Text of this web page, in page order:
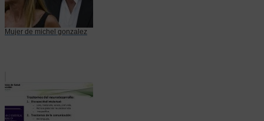
Mujer de michel gonzalez